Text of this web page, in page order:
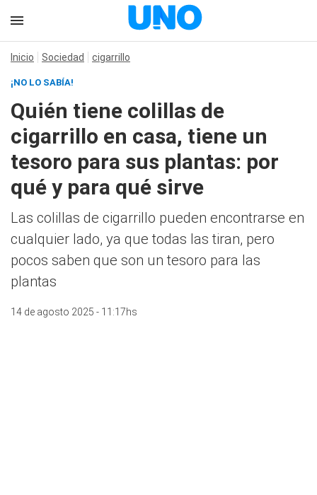
Inicio Sociedad cigarrillo
¡NO LO SABÍA!
Quién tiene colillas de
cigarrillo en casa, tiene un
tesoro para sus plantas: por
qué y para qué sirve
Las colillas de cigarrillo pueden encontrarse en
cualquier lado, ya que todas las tiran, pero
pocos saben que son un tesoro para las
plantas
14 de agosto 2025 - 11:17hs